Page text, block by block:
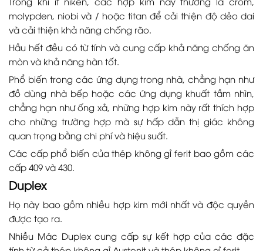
molypden, niobi và / hoặc titan để cải thiện độ dẻo dai
và cải thiện khả năng chống rão.
Hầu hết đều có từ tính và cung cấp khả năng chống ăn
mòn và khả năng hàn tốt.
Phổ biến trong các ứng dụng trong nhà, chẳng hạn như
đồ dùng nhà bếp hoặc các ứng dụng khuất tầm nhìn,
chẳng hạn như ống xả, những hợp kim này rất thích hợp
cho những trường hợp mà sự hấp dẫn thị giác không
quan trọng bằng chi phí và hiệu suất.
Các cấp phổ biến của thép không gỉ ferit bao gồm các
cấp 409 và 430.
Duplex
Họ này bao gồm nhiều hợp kim mới nhất và độc quyền
được tạo ra.
Nhiều Mác Duplex cung cấp sự kết hợp của các đặc